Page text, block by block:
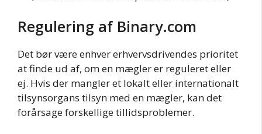
Regulering af Binary.com
Det bør være enhver erhvervsdrivendes prioritet
at finde ud af, om en mægler er reguleret eller
ej. Hvis der mangler et lokalt eller internationalt
tilsynsorgans tilsyn med en mægler, kan det
forårsage forskellige tillidsproblemer.